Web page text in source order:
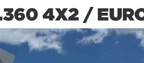
4X2 /